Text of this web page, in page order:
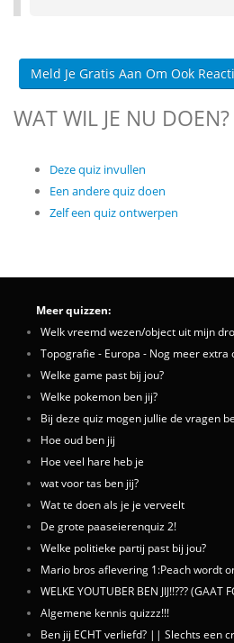
Meld Je Gratis Aan Om Ook
WAT WIL JE NU DOEN?
Deze quiz invullen
Een andere quiz doen
Zelf een quiz ontwerpen
Meer quizzen:
Welk vreemd wezen/object uit mijn
Topografie - Europa - Nog meer extra
Welke game past bij jou?
Welke pokemon ben jij?
Bij deze quiz mogen jullie de vragen
Hoe oud ben jij
Hoe veel hare heb je
wat voor tas ben jij?
Wat te doen als je je verveelt
De grote paaseierenquiz 2!
Welke politieke partij past bij jou?
Mario bros aflevering 1:Peach wordt
WELKE YOUTUBER BEN JIJ!!??? (GAAT
Algemene kennis quizzz!!!
Ben jij ECHT verliefd? || Slechts een